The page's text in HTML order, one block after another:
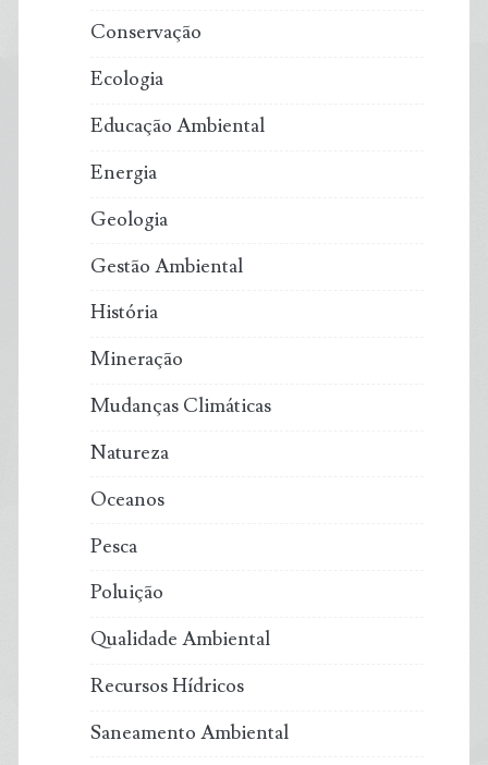
Conservação
Ecologia
Educação Ambiental
Energia
Geologia
Gestão Ambiental
História
Mineração
Mudanças Climáticas
Natureza
Oceanos
Pesca
Poluição
Qualidade Ambiental
Recursos Hídricos
Saneamento Ambiental